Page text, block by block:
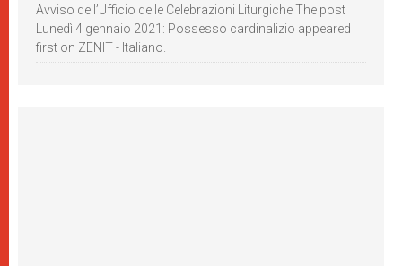
Avviso dell’Ufficio delle Celebrazioni Liturgiche The post
Lunedì 4 gennaio 2021: Possesso cardinalizio appeared
first on ZENIT - Italiano.